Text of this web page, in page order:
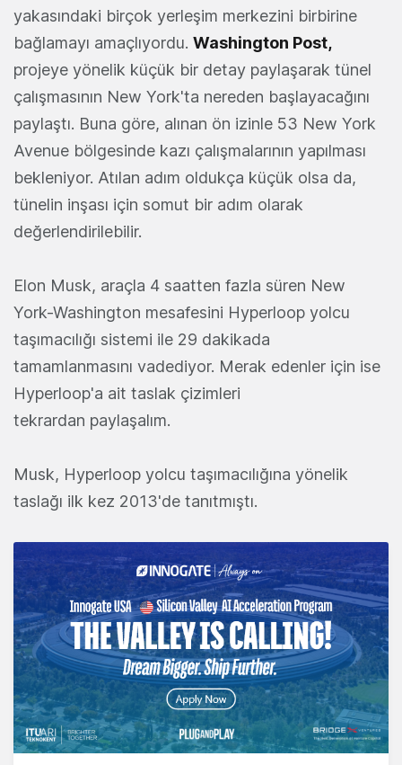
yakasındaki birçok yerleşim merkezini birbirine
bağlamayı amaçlıyordu. Washington Post,
projeye yönelik küçük bir detay paylaşarak tünel
çalışmasının New York'ta nereden başlayacağını
paylaştı. Buna göre, alınan ön izinle 53 New York
Avenue bölgesinde kazı çalışmalarının yapılması
bekleniyor. Atılan adım oldukça küçük olsa da,
tünelin inşası için somut bir adım olarak
değerlendirilebilir.
Elon Musk, araçla 4 saatten fazla süren New
York-Washington mesafesini Hyperloop yolcu
taşımacılığı sistemi ile 29 dakikada
tamamlanmasını vadediyor. Merak edenler için ise
Hyperloop'a ait taslak çizimleri
tekrardan paylaşalım.
Musk, Hyperloop yolcu taşımacılığına yönelik
taslağı ilk kez 2013'de tanıtmıştı.